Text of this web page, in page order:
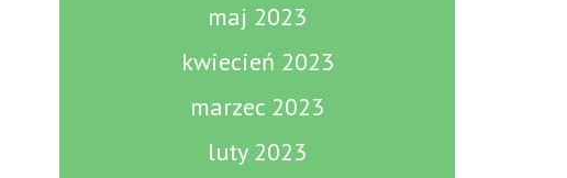
maj 2023
kwiecień 2023
marzec 2023
luty 2023